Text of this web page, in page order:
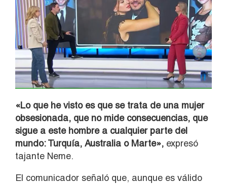
«Lo que he visto es que se trata de una mujer
obsesionada, que no mide consecuencias, que
sigue a este hombre a cualquier parte del
mundo: Turquía, Australia o Marte», expresó
tajante Neme.
El comunicador señaló que, aunque es válido